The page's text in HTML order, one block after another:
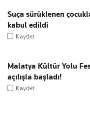
Suça sürüklenen
kabul edildi
Kaydet
Malatya Kültür Yolu
açılışla başladı!
Kaydet